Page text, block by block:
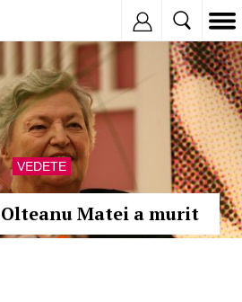
VEDETE
Matei a murit